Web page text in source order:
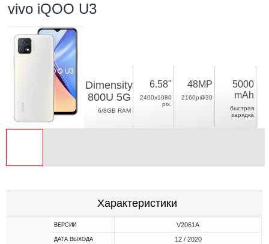
vivo iQOO U3
Dimensity
800U 5G
6/8GB RAM
6.58"
2400x1080
pix.
48MP
2160p@30
5000
mAh
быстрая
зарядка
Характеристики
ВЕРСИИ V2061A
ДАТА ВЫХОДА 12 / 2020